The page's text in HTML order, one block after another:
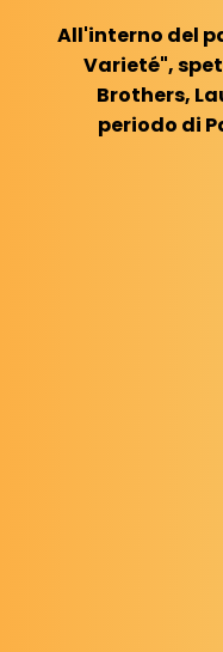
All'interno del
Varieté",
Brothers,
periodo di